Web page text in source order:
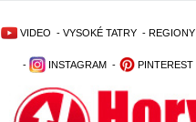
VIDEO - VYSOKÉ TATRY - REGIONY
- INSTAGRAM - PINTEREST